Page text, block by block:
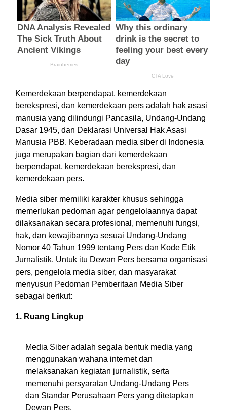
Kemerdekaan berpendapat, kemerdekaan
berekspresi, dan kemerdekaan pers adalah hak asasi
manusia yang dilindungi Pancasila, Undang-Undang
Dasar 1945, dan Deklarasi Universal Hak Asasi
Manusia PBB. Keberadaan media siber di Indonesia
juga merupakan bagian dari kemerdekaan
berpendapat, kemerdekaan berekspresi, dan
kemerdekaan pers.
Media siber memiliki karakter khusus sehingga
memerlukan pedoman agar pengelolaannya dapat
dilaksanakan secara profesional, memenuhi fungsi,
hak, dan kewajibannya sesuai Undang-Undang
Nomor 40 Tahun 1999 tentang Pers dan Kode Etik
Jurnalistik. Untuk itu Dewan Pers bersama organisasi
pers, pengelola media siber, dan masyarakat
menyusun Pedoman Pemberitaan Media Siber
sebagai berikut:
1. Ruang Lingkup
Media Siber adalah segala bentuk media yang
menggunakan wahana internet dan
melaksanakan kegiatan jurnalistik, serta
memenuhi persyaratan Undang-Undang Pers
dan Standar Perusahaan Pers yang ditetapkan
Dewan Pers.